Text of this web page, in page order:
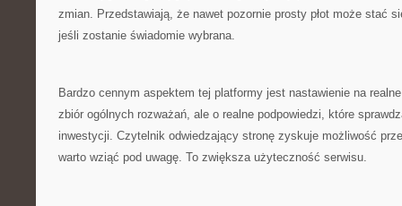
zmian. Przedstawiają, że nawet pozornie prosty płot może stać
jeśli zostanie świadomie wybrana.
Bardzo cennym aspektem tej platformy jest nastawienie na
zbiór ogólnych rozważań, ale o realne podpowiedzi, które
inwestycji. Czytelnik odwiedzający stronę zyskuje możliwość
warto wziąć pod uwagę. To zwiększa użyteczność serwisu.